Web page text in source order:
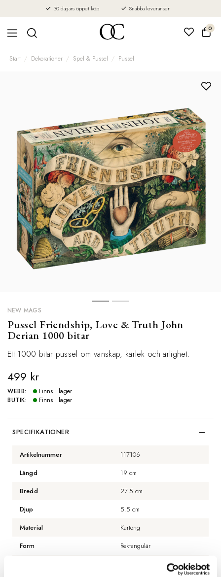
30 dagars öppet köp Snabba leveranser
0
Start Dekorationer Spel & Pussel Pussel
NEW MAGS
Pussel Friendship, Love & Truth John
Derian 1000 bitar
Ett 1000 bitar pussel om vänskap, kärlek och ärlighet.
499 kr
WEBB:
Finns i lager
BUTIK:
Finns i lager
SPECIFIKATIONER
Artikelnummer
117106
Längd
19 cm
Bredd
27.5 cm
Djup
5.5 cm
Material
Kartong
Form
Rektangulär